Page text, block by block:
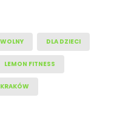
DLA DZIECI
LEMON FITNESS